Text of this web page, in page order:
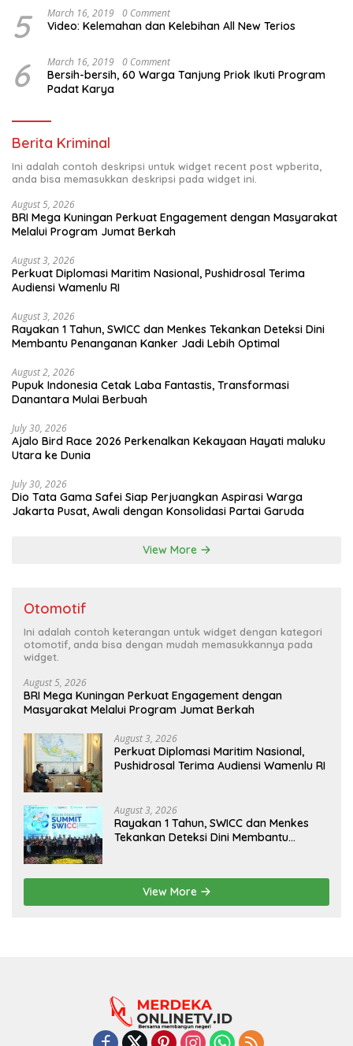
5 March 16, 2019 0 Comment
Video: Kelemahan dan Kelebihan All New Terios
6 March 16, 2019 0 Comment
Bersih-bersih, 60 Warga Tanjung Priok Ikuti Program
Padat Karya
Berita Kriminal
Ini adalah contoh deskripsi untuk widget recent post wpberita,
anda bisa memasukkan deskripsi pada widget ini.
August 5, 2026
BRI Mega Kuningan Perkuat Engagement dengan Masyarakat
Melalui Program Jumat Berkah
August 3, 2026
Perkuat Diplomasi Maritim Nasional, Pushidrosal Terima
Audiensi Wamenlu RI
August 3, 2026
Rayakan 1 Tahun, SWICC dan Menkes Tekankan Deteksi Dini
Membantu Penanganan Kanker Jadi Lebih Optimal
August 2, 2026
Pupuk Indonesia Cetak Laba Fantastis, Transformasi
Danantara Mulai Berbuah
July 30, 2026
Ajalo Bird Race 2026 Perkenalkan Kekayaan Hayati maluku
Utara ke Dunia
July 30, 2026
Dio Tata Gama Safei Siap Perjuangkan Aspirasi Warga
Jakarta Pusat, Awali dengan Konsolidasi Partai Garuda
View More
Otomotif
Ini adalah contoh keterangan untuk widget dengan kategori
otomotif, anda bisa dengan mudah memasukkannya pada
widget.
August 5, 2026
BRI Mega Kuningan Perkuat Engagement dengan
Masyarakat Melalui Program Jumat Berkah
August 3, 2026
Perkuat Diplomasi Maritim Nasional,
Pushidrosal Terima Audiensi Wamenlu RI
August 3, 2026
Rayakan 1 Tahun, SWICC dan Menkes
Tekankan Deteksi Dini Membantu
View More